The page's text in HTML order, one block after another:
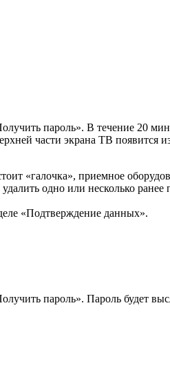
пароль». В течение 20
части экрана ТВ появится
«галочка», приемное
одно или несколько
«Подтверждение данных».
пароль». Пароль будет